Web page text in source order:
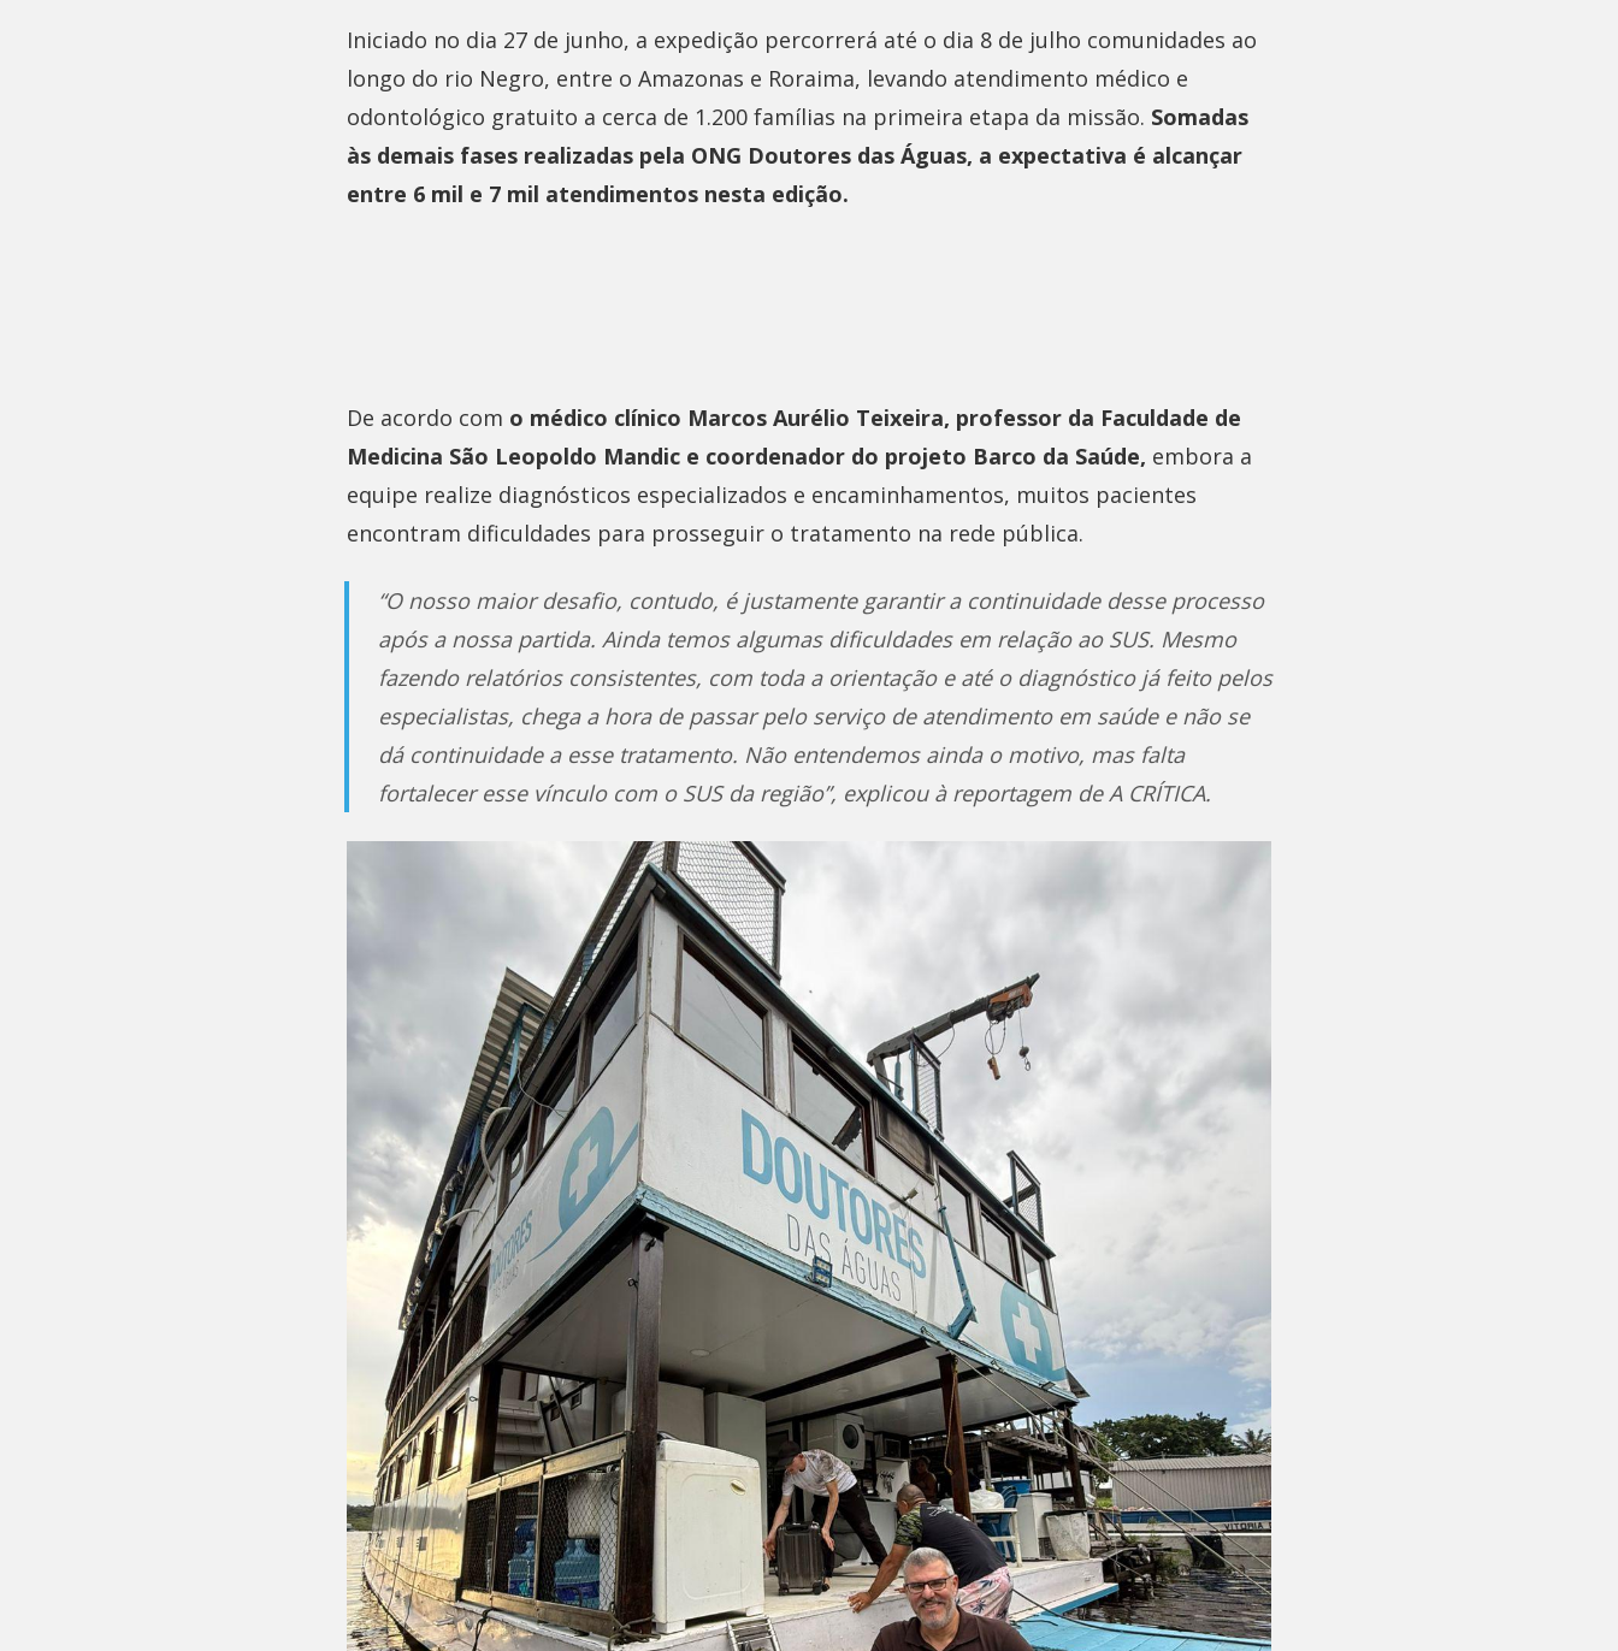
Iniciado no dia 27 de junho, a expedição percorrerá até o dia 8 de julho comunidades ao
longo do rio Negro, entre o Amazonas e Roraima, levando atendimento médico e
odontológico gratuito a cerca de 1.200 famílias na primeira etapa da missão. Somadas
às demais fases realizadas pela ONG Doutores das Águas, a expectativa é alcançar
entre 6 mil e 7 mil atendimentos nesta edição.
De acordo com o médico clínico Marcos Aurélio Teixeira, professor da Faculdade de
Medicina São Leopoldo Mandic e coordenador do projeto Barco da Saúde, embora a
equipe realize diagnósticos especializados e encaminhamentos, muitos pacientes
encontram dificuldades para prosseguir o tratamento na rede pública.
“O nosso maior desafio, contudo, é justamente garantir a continuidade desse processo
após a nossa partida. Ainda temos algumas dificuldades em relação ao SUS. Mesmo
fazendo relatórios consistentes, com toda a orientação e até o diagnóstico já feito pelos
especialistas, chega a hora de passar pelo serviço de atendimento em saúde e não se
dá continuidade a esse tratamento. Não entendemos ainda o motivo, mas falta
fortalecer esse vínculo com o SUS da região”, explicou à reportagem de A CRÍTICA.